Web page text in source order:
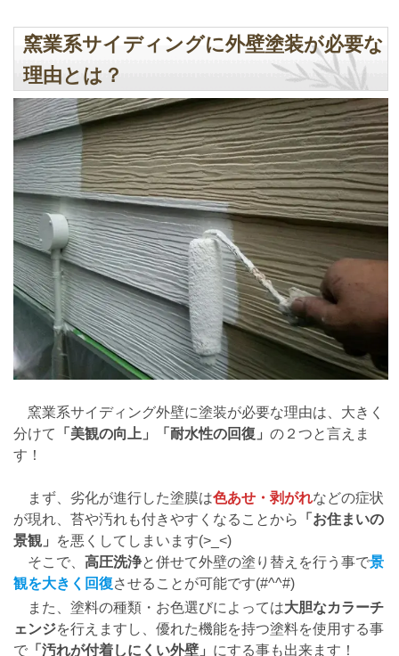
窯業系サイディングに外壁塗装が必要な
理由とは？
窯業系サイディング外壁に塗装が必要な理由は、大きく
分けて 「美観の向上」「耐水性の回復」 の２つと言えま
す！
まず、劣化が進行した塗膜は色あせ・剥がれなどの症状
が現れ、苔や汚れも付きやすくなることから 「お住まいの
景観」
を悪くしてしまいます(>_<)
そこで、 高圧洗浄と併せて外壁の塗り替えを行う事で景
観を大きく回復させることが可能です(#^^#)
また、塗料の種類・お色選びによっては大胆なカラーチ
ェンジを行えますし、優れた機能を持つ塗料を使用する事
で「汚れが付着しにくい外壁」 にする事も出来ます！